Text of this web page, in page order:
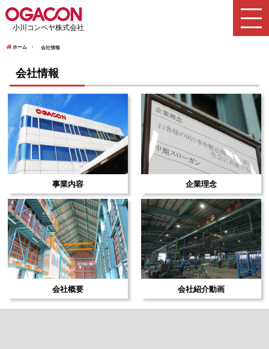
ホーム 会社情報
会社情報
事業内容 企業理念
会社概要 会社紹介動画